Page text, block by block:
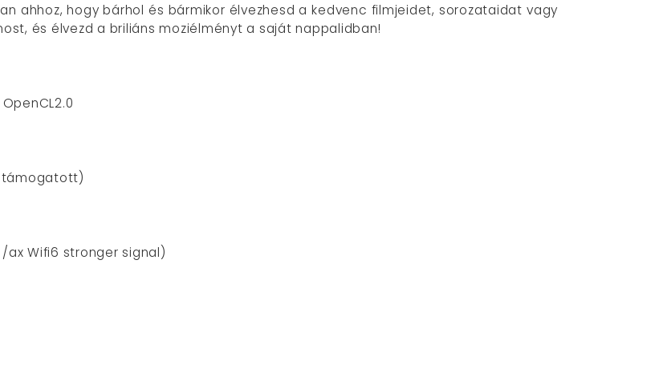
ahhoz, hogy bárhol és bármikor élvezhesd a kedvenc filmjeidet, sorozataidat vagy
és élvezd a briliáns moziélményt a saját nappalidban!
támogatott)
ax Wifi6 stronger signal)